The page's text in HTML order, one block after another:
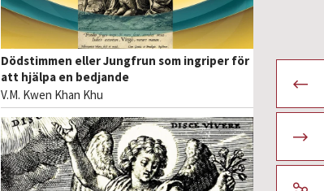
Dödstimmen eller Jungfrun som ingriper för
att hjälpa en bedjande
V.M. Kwen Khan Khu